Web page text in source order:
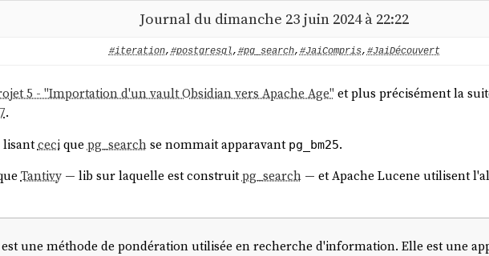
Journal du dimanche 23 juin 2024 à 22:22
#iteration, #postgresql, #pg_search, #JaiCompris, #JaiDécouvert
5 - "Importation d'un vault Obsidian vers Apache Age" et plus précisément la
.
lisantcecique pg_searchse nommait apparavant pg_bm25.
Tantivy— lib sur laquelle est construitpg_search— et Apache Lucene utilisent
est une méthode de pondération utilisée en recherche d'information. Elle est une